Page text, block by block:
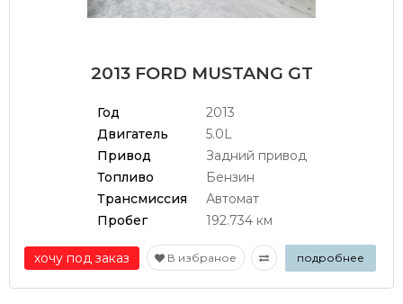
2013 FORD MUSTANG GT
Год
2013
Двигатель
5.0L
Привод
Задний привод
Топливо
Бензин
Трансмиссия
Автомат
Пробег
192.734 км
хочу под заказ В избраное подробнее